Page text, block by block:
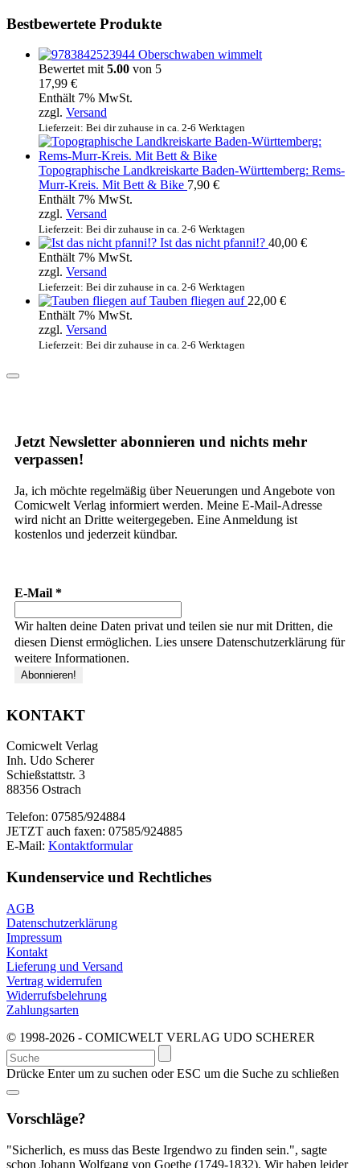
Bestbewertete Produkte
Oberschwaben wimmelt
Bewertet mit5.00 von 5
17,99 €
Enthält 7% MwSt.
zzgl. Versand
Lieferzeit: Bei dir zuhause in ca. 2-6 Werktagen
Topographische Landkreiskarte Baden-Württemberg: Rems-
Murr-Kreis. Mit Bett & Bike 7,90 €
Enthält 7% MwSt.
zzgl. Versand
Lieferzeit: Bei dir zuhause in ca. 2-6 Werktagen
Ist das nicht pfanni!? 40,00 €
Enthält 7% MwSt.
zzgl. Versand
Lieferzeit: Bei dir zuhause in ca. 2-6 Werktagen
Tauben fliegen auf 22,00 €
Enthält 7% MwSt.
zzgl. Versand
Lieferzeit: Bei dir zuhause in ca. 2-6 Werktagen
Jetzt Newsletter abonnieren und nichts mehr
verpassen!
Ja, ich möchte regelmäßig über Neuerungen und Angebote von
Comicwelt Verlag informiert werden. Meine E-Mail-Adresse
wird nicht an Dritte weitergegeben. Eine Anmeldung ist
kostenlos und jederzeit kündbar.
E-Mail *
Wir halten deine Daten privat und teilen sie nur mit Dritten, die
diesen Dienst ermöglichen. Lies unsere Datenschutzerklärung für
weitere Informationen.
KONTAKT
Comicwelt Verlag
Inh. Udo Scherer
Schießstattstr. 3
88356 Ostrach
Telefon: 07585/924884
JETZT auch faxen: 07585/924885
E-Mail: Kontaktformular
Kundenservice und Rechtliches
AGB
Datenschutzerklärung
Impressum
Kontakt
Lieferung und Versand
Vertrag widerrufen
Widerrufsbelehrung
Zahlungsarten
© 1998-2026 - COMICWELT VERLAG UDO SCHERER
Suchen
nach:
Drücke Enter um zu suchen oder ESC um die Suche zu schließen
Vorschläge?
"Sicherlich, es muss das Beste Irgendwo zu finden sein.", sagte
schon Johann Wolfgang von Goethe (1749-1832). Wir haben leider